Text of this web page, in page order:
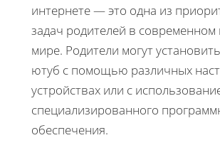
интернете — это одна из
задач родителей в
мире. Родители могут
ютуб с помощью различных
устройствах или с
специализированного
обеспечения.